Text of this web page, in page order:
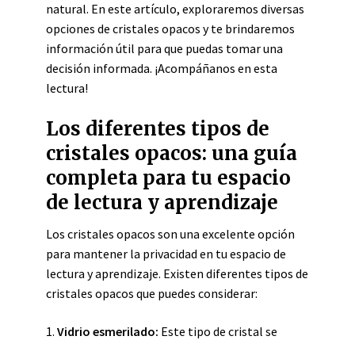
natural. En este artículo, exploraremos diversas
opciones de cristales opacos y te brindaremos
información útil para que puedas tomar una
decisión informada. ¡Acompáñanos en esta
lectura!
Los diferentes tipos de
cristales opacos: una guía
completa para tu espacio
de lectura y aprendizaje
Los cristales opacos son una excelente opción
para mantener la privacidad en tu espacio de
lectura y aprendizaje. Existen diferentes tipos de
cristales opacos que puedes considerar:
1. Vidrio esmerilado: Este tipo de cristal se